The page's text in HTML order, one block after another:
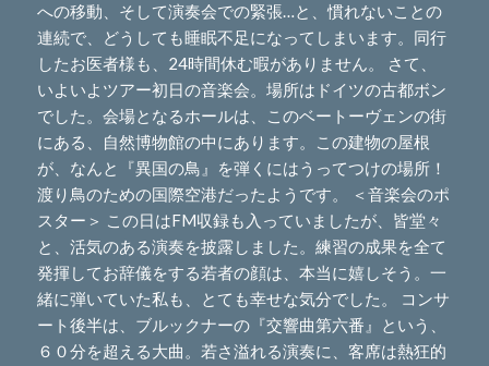
への移動、そして演奏会での緊張…と、慣れないことの
連続で、どうしても睡眠不足になってしまいます。同行
したお医者様も、24時間休む暇がありません。 さて、
いよいよツアー初日の音楽会。場所はドイツの古都ボン
でした。会場となるホールは、このベートーヴェンの街
にある、自然博物館の中にあります。この建物の屋根
が、なんと『異国の鳥』を弾くにはうってつけの場所！
渡り鳥のための国際空港だったようです。 ＜音楽会のポ
スター＞ この日はFM収録も入っていましたが、皆堂々
と、活気のある演奏を披露しました。練習の成果を全て
発揮してお辞儀をする若者の顔は、本当に嬉しそう。一
緒に弾いていた私も、とても幸せな気分でした。 コンサ
ート後半は、ブルックナーの『交響曲第六番』という、
６０分を超える大曲。若さ溢れる演奏に、客席は熱狂的